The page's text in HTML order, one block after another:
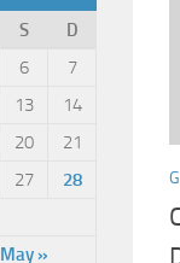
S D
May »
6
7
13
14
20
21
27
28